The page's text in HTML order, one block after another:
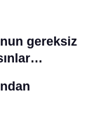
gereksiz